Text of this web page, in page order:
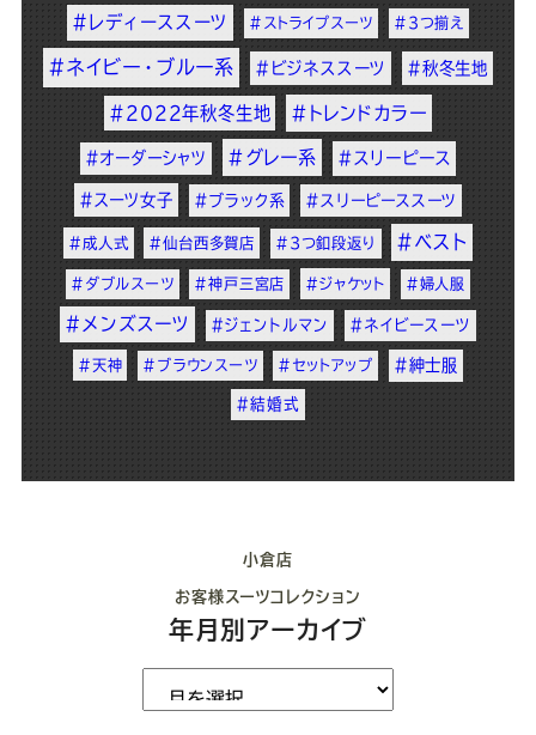
#レディーススーツ #ストライプスーツ #3つ揃え
#ネイビー・ブルー系 #ビジネススーツ #秋冬生地
#2022年秋冬生地 #トレンドカラー
#オーダーシャツ #グレー系 #スリーピース
#スーツ女子 #ブラック系 #スリーピーススーツ
#成人式 #仙台西多賀店 #3つ釦段返り #ベスト
#ダブルスーツ #神戸三宮店 #ジャケット #婦人服
#メンズスーツ #ジェントルマン #ネイビースーツ
#天神 #ブラウンスーツ #セットアップ #紳士服
#結婚式
小倉店
お客様スーツコレクション
年月別アーカイブ